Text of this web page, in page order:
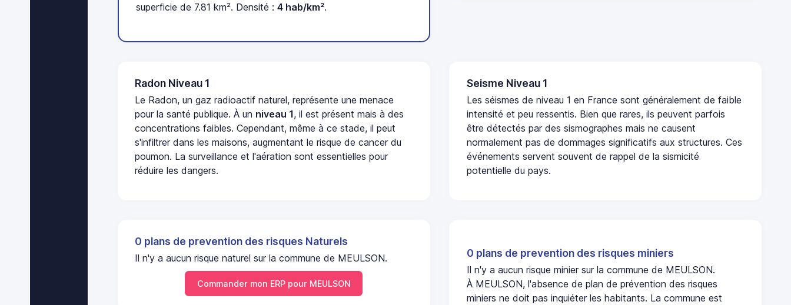
superficie de 7.81 km². Densité :4 hab/km².
Radon Niveau 1
Le Radon, un gaz radioactif naturel, représente une menace
pour la santé publique. À un niveau 1, il est présent mais à des
concentrations faibles. Cependant, même à ce stade, il peut
s'infiltrer dans les maisons, augmentant le risque de cancer du
poumon. La surveillance et l'aération sont essentielles pour
réduire les dangers.
Seisme Niveau 1
Les séismes de niveau 1 en France sont généralement de faible
intensité et peu ressentis. Bien que rares, ils peuvent parfois
être détectés par des sismographes mais ne causent
normalement pas de dommages significatifs aux structures. Ces
événements servent souvent de rappel de la sismicité
potentielle du pays.
0 plans de prevention des risques Naturels
Il n'y a aucun risque naturel sur la commune de MEULSON.
Commander mon ERP pour MEULSON
0 plans de prevention des risques miniers
Il n'y a aucun risque minier sur la commune de MEULSON.
À MEULSON, l'absence de plan de prévention des risques
miniers ne doit pas inquiéter les habitants. La commune est